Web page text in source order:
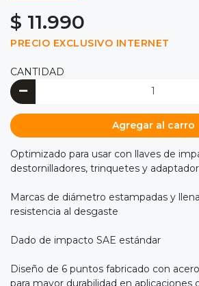
$ 11.990
PRECIO EXCLUSIVO INTERNET
CANTIDAD
Agregar al carro
Optimizado para usar con llaves de
destornilladores, trinquetes y
Marcas de diámetro estampadas y
resistencia al desgaste
Dado de impacto SAE estándar
Diseño de 6 puntos fabricado con
para mayor durabilidad en aplicaciones